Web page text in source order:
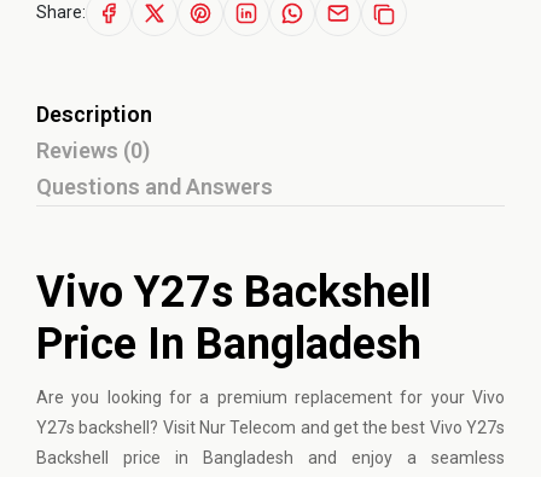
Share:
Description
Reviews (0)
Questions and Answers
Vivo Y27s Backshell
Price In Bangladesh
Are you looking for a premium replacement for your Vivo
Y27s backshell? Visit Nur Telecom and get the best Vivo Y27s
Backshell price in Bangladesh and enjoy a seamless